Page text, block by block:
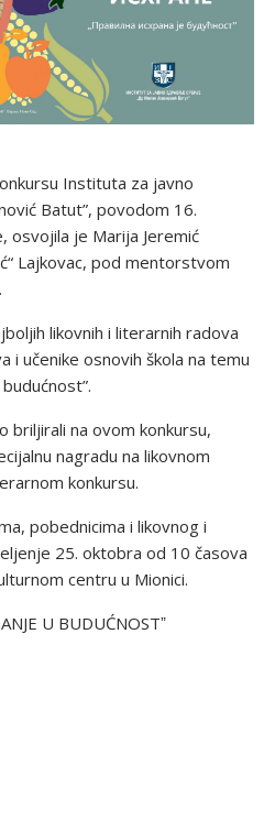
Instituta za javno
Batut”, povodom 16.
osvojila je Marija Jeremić
Lajkovac, pod mentorstvom
likovnih i literarnih radova
i učenike osnovih škola na temu
briljirali na ovom konkursu,
nagradu na likovnom
konkursu.
pobednicima i likovnog i
25. oktobra od 10 časova
centru u Mionici.
U BUDUĆNOSTˮ